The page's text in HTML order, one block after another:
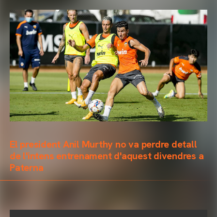
El president Anil Murthy no va perdre detall
de l'intens entrenament d'aquest divendres a
Paterna